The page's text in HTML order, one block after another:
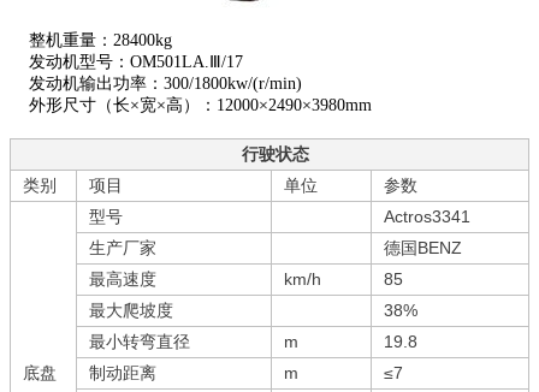
整机重量：28400kg
发动机型号：OM501LA.Ⅲ/17
发动机输出功率：300/1800kw/(r/min)
外形尺寸（长×宽×高）：12000×2490×3980mm
行驶状态
类别
项目 单位 参数
底盘
型号
Actros3341
生产厂家
德国BENZ
最高速度
km/h
85
最大爬坡度
38%
最小转弯直径
m
19.8
制动距离
m
≤7